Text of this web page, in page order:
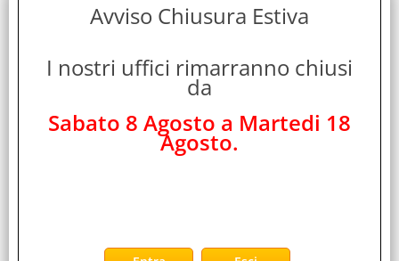
BRIZZOLARI 6802 RAFIA SINTETICA 5 MM X 100 MT IN
Cod. art.:
316079
Avviso Chiusura Estiva
I nostri uffici rimarranno chiusi
da
Sabato 8 Agosto a Martedi 18
Agosto.